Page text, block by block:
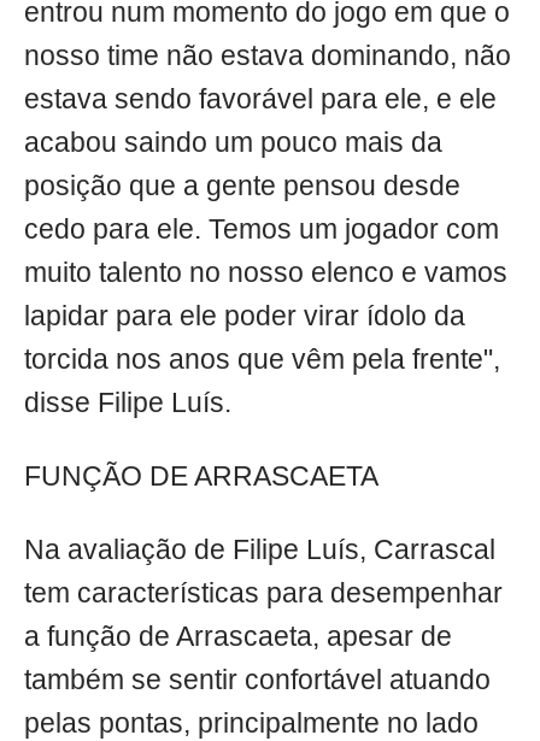
entrou num momento do jogo em que o
nosso time não estava dominando, não
estava sendo favorável para ele, e ele
acabou saindo um pouco mais da
posição que a gente pensou desde
cedo para ele. Temos um jogador com
muito talento no nosso elenco e vamos
lapidar para ele poder virar ídolo da
torcida nos anos que vêm pela frente",
disse Filipe Luís.
FUNÇÃO DE ARRASCAETA
Na avaliação de Filipe Luís, Carrascal
tem características para desempenhar
a função de Arrascaeta, apesar de
também se sentir confortável atuando
pelas pontas, principalmente no lado